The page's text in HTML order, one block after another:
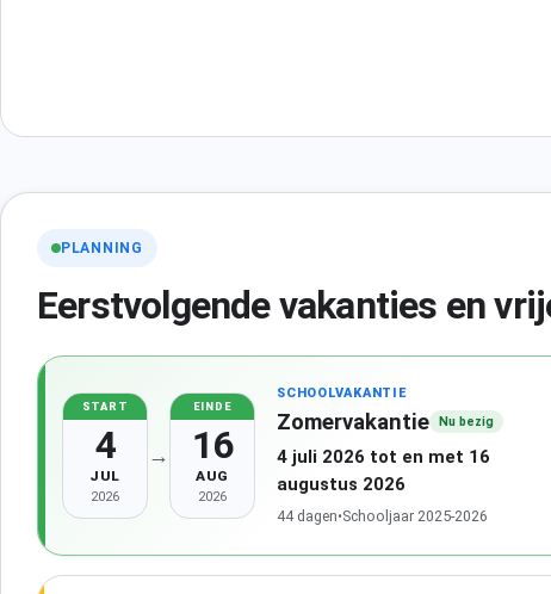
PLANNING
Eerstvolgende vakanties en
START
4
JUL
2026
→
EINDE
16
AUG
2026
SCHOOLVAKANTIE
Zomervakantie Nu bezig
4 juli 2026 tot en met 16
augustus 2026
44 dagen•Schooljaar 2025-2026